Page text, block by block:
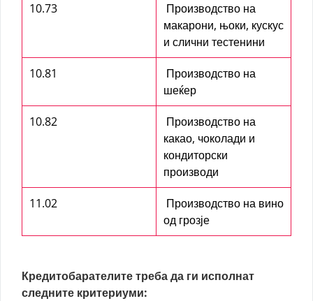
10.73
Производство на
макарони, њоки, кускус
и слични тестенини
10.81
Производство на
шеќер
10.82
Производство на
какао, чоколади и
кондиторски
производи
11.02
Производство на вино
од грозје
Кредитобарателите треба да ги исполнат
следните критериуми: